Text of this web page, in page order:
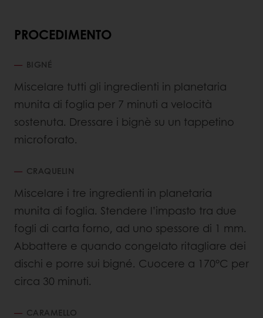
PROCEDIMENTO
BIGNÉ
Miscelare tutti gli ingredienti in planetaria
munita di foglia per 7 minuti a velocità
sostenuta. Dressare i bignè su un tappetino
microforato.
CRAQUELIN
Miscelare i tre ingredienti in planetaria
munita di foglia. Stendere l’impasto tra due
fogli di carta forno, ad uno spessore di 1 mm.
Abbattere e quando congelato ritagliare dei
dischi e porre sui bigné. Cuocere a 170°C per
circa 30 minuti.
CARAMELLO